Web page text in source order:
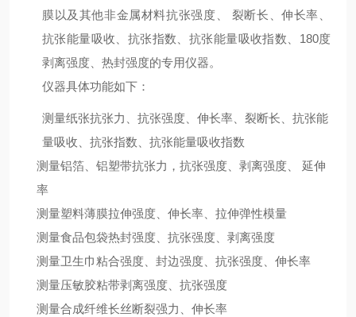
膜以及其他非金属材料抗张强度、 裂断长、伸长率、
抗张能量吸收、抗张指数、抗张能量吸收指数、 180度
剥离强度、热封强度的专用仪器。
仪器具体功能如下：
测量纸张抗张力、抗张强度、伸长率、裂断长、抗张能
量吸收、抗张指数、抗张能量吸收指数
测量铝箔、铝塑带抗张力，抗张强度、剥离强度、 延伸
率
测量塑料薄膜拉伸强度、伸长率、拉伸弹性模量
测量食品包袋热封强度、抗张强度、剥离强度
测量卫生巾粘合强度、封边强度、抗张强度、伸长率
测量压敏胶粘带剥离强度、抗张强度
测量合成纤维长丝断裂强力、伸长率